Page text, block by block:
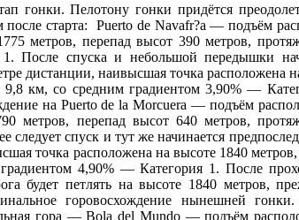
гонки. Пелотону гонки придётся
после старта: Puerto de Navafr?a — подъём
метров, перепад высот 390 метров,
После спуска и небольшой передышки
дистанции, наивысшая точка расположена
9,8 км, со средним градиентом 3,90% —
на Puerto de la Morcuera — подъём
метров, перепад высот 640 метров,
спуск и тут же начинается
точка расположена на высоте 1840 метров,
4,90% — Категория 1. После
будет петлять на высоте 1840 метров,
горовосхождение нынешней
гора — Bola del Mundo — подъём